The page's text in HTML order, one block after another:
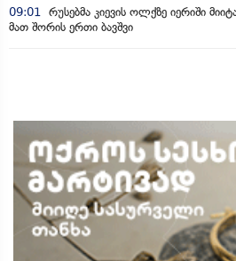
09:01
რუსებმა კიევის ოლქზე იერიში
მათ შორის ერთი ბავშვი